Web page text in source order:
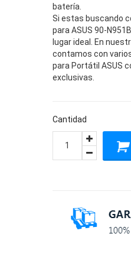
batería.
Si estas buscando
para ASUS 90-
lugar ideal. En
contamos con
para Portátil ASUS
exclusivas.
Cantidad